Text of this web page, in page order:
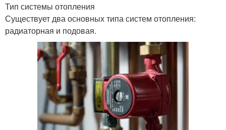
Тип системы отопления
Существует два основных типа систем отопления:
радиаторная и подовая.